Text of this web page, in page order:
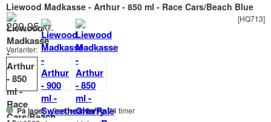
Liewood Madkasse - Arthur - 850 ml - Race Cars/Beach Blue
[HQ713]
229,95 kr.
Varianter:
På lager- Sendes indenfor 24 timer